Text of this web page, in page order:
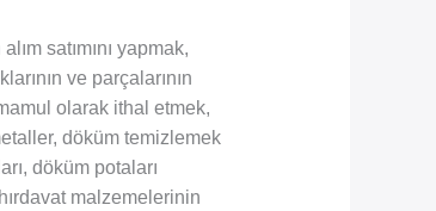
satımını yapmak,
ve parçalarının
olarak ithal etmek,
döküm temizlemek
döküm potaları
malzemelerinin